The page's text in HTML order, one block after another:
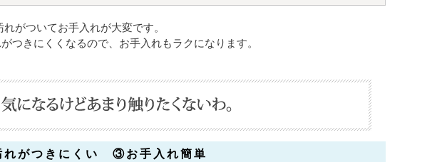
がついてお手入れが大変です。
つきにくくなるので、お手入れもラクになります。
がつきにくい ③お手入れ簡単